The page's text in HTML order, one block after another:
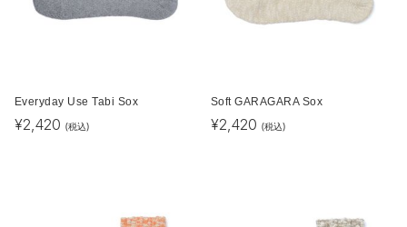
Everyday Use Tabi Sox
¥2,420 (税込)
Soft GARAGARA Sox
¥2,420 (税込)